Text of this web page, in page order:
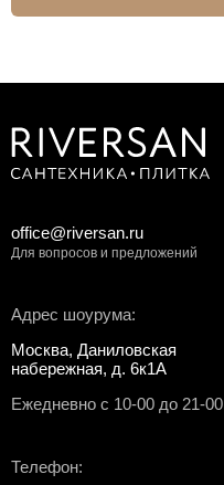
Адрес шоурума:
Москва, Даниловская
набережная, д. 6к1А
Ежедневно с 10-00 до 21-00
Телефон:
office@riversan.ru
Для вопросов и предложений